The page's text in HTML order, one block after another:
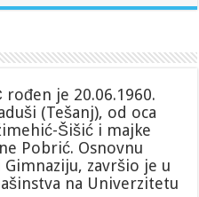
rođen je 20.06.1960.
(Tešanj), od oca
Šišić i majke
Pobrić. Osnovnu
završio je u
na Univerzitetu